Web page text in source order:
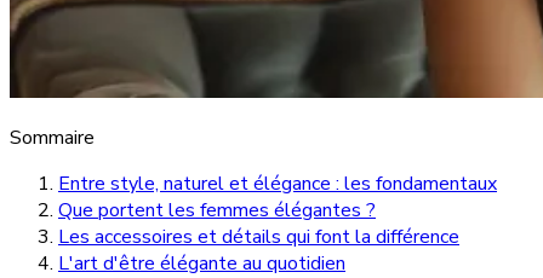
Sommaire
Entre style, naturel et élégance : les fondamentaux
Que portent les femmes élégantes ?
Les accessoires et détails qui font la différence
L'art d'être élégante au quotidien